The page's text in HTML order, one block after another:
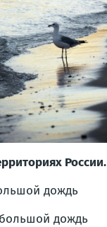
России.
дождь
дождь